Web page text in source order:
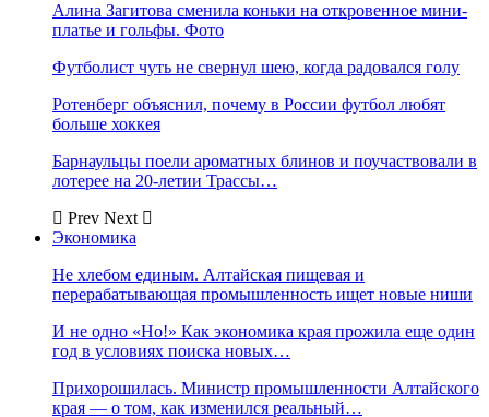
Алина Загитова сменила коньки на откровенное мини-
платье и гольфы. Фото
Футболист чуть не свернул шею, когда радовался голу
Ротенберг объяснил, почему в России футбол любят
больше хоккея
Барнаульцы поели ароматных блинов и поучаствовали в
лотерее на 20-летии Трассы…
Prev Next
Экономика
Не хлебом единым. Алтайская пищевая и
перерабатывающая промышленность ищет новые ниши
И не одно «Но!» Как экономика края прожила еще один
год в условиях поиска новых…
Прихорошилась. Министр промышленности Алтайского
края — о том, как изменился реальный…